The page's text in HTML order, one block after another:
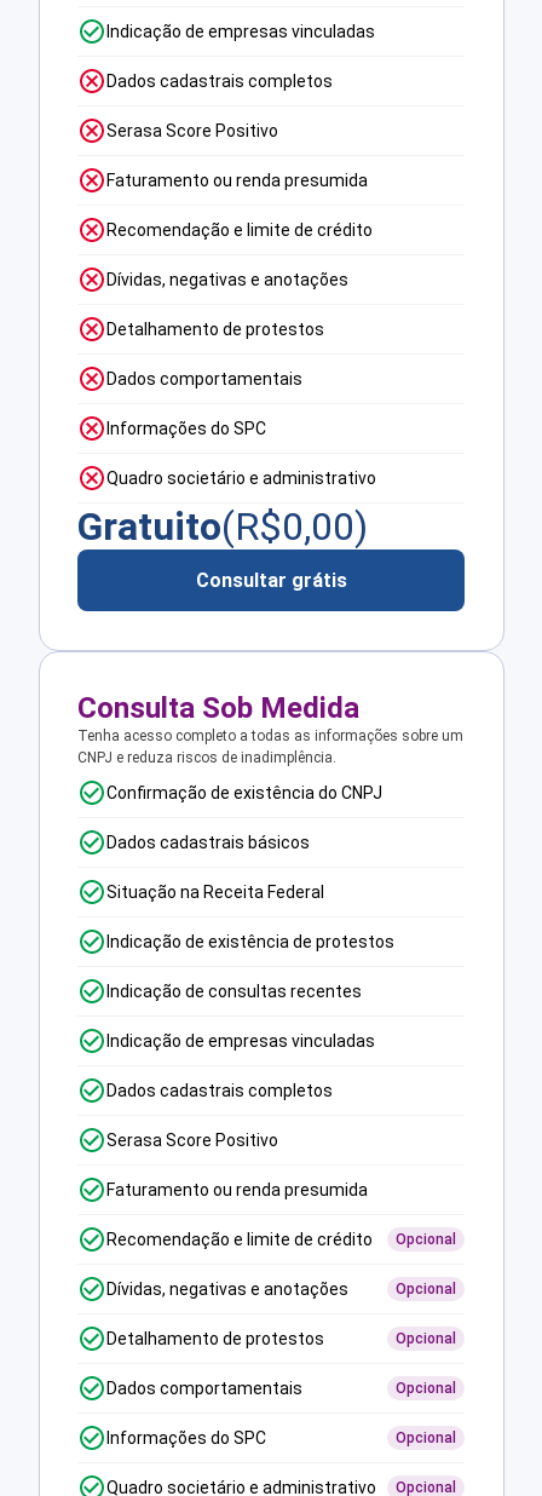
Indicação de empresas vinculadas
Dados cadastrais completos
Serasa Score Positivo
Faturamento ou renda presumida
Recomendação e limite de crédito
Dívidas, negativas e anotações
Detalhamento de protestos
Dados comportamentais
Informações do SPC
Quadro societário e administrativo
Gratuito(R$0,00)
Consultar grátis
Consulta Sob Medida
Tenha acesso completo a todas as informações sobre um
CNPJ e reduza riscos de inadimplência.
Confirmação de existência do CNPJ
Dados cadastrais básicos
Situação na Receita Federal
Indicação de existência de protestos
Indicação de consultas recentes
Indicação de empresas vinculadas
Dados cadastrais completos
Serasa Score Positivo
Faturamento ou renda presumida
Recomendação e limite de crédito Opcional
Dívidas, negativas e anotações Opcional
Detalhamento de protestos Opcional
Dados comportamentais Opcional
Informações do SPC Opcional
Quadro societário e administrativo Opcional